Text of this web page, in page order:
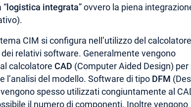
logistica integrata” ovvero la piena
CIM si configura nell’utilizzo del
relativi software. Generalmente vengono
calcolatore CAD (Computer Aided Design) per
l’analisi del modello. Software di tipo DFM
spesso utilizzati congiuntamente al
il numero di componenti. Inoltre vengono